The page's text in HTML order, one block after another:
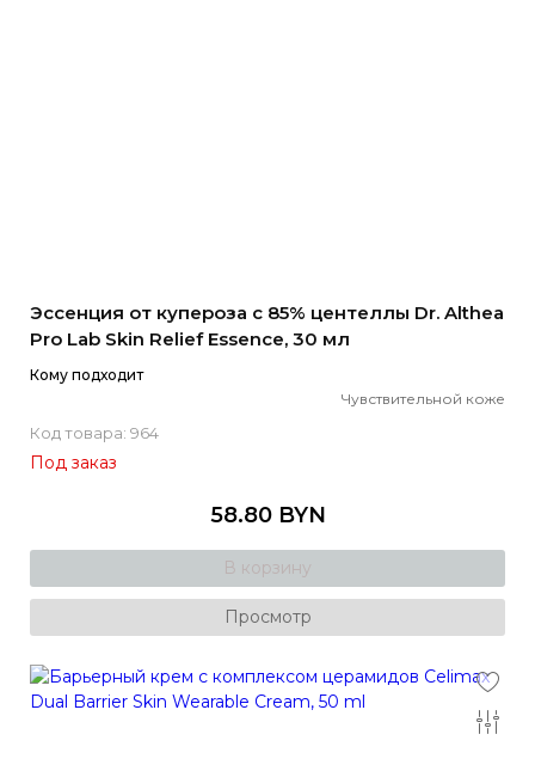
Эссенция от купероза с 85% центеллы Dr. Althea
Pro Lab Skin Relief Essence, 30 мл
Кому подходит
Чувствительной коже
Код товара: 964
Под заказ
58.80 BYN
В корзину
Просмотр